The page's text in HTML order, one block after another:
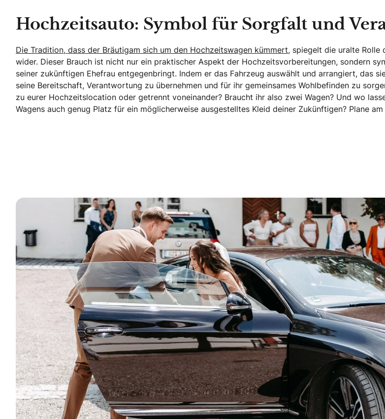
Hochzeitsauto: Symbol für Sorgfalt und
Die Tradition, dass der Bräutigam sich um den Hochzeitswagen kümmert, spiegelt die uralte Rolle
wider. Dieser Brauch ist nicht nur ein praktischer Aspekt der Hochzeitsvorbereitungen, sondern
seiner zukünftigen Ehefrau entgegenbringt. Indem er das Fahrzeug auswählt und arrangiert, das
seine Bereitschaft, Verantwortung zu übernehmen und für ihr gemeinsames Wohlbefinden zu
zu eurer Hochzeitslocation oder getrennt voneinander? Braucht ihr also zwei Wagen? Und wo
Wagens auch genug Platz für ein möglicherweise ausgestelltes Kleid deiner Zukünftigen? Plane